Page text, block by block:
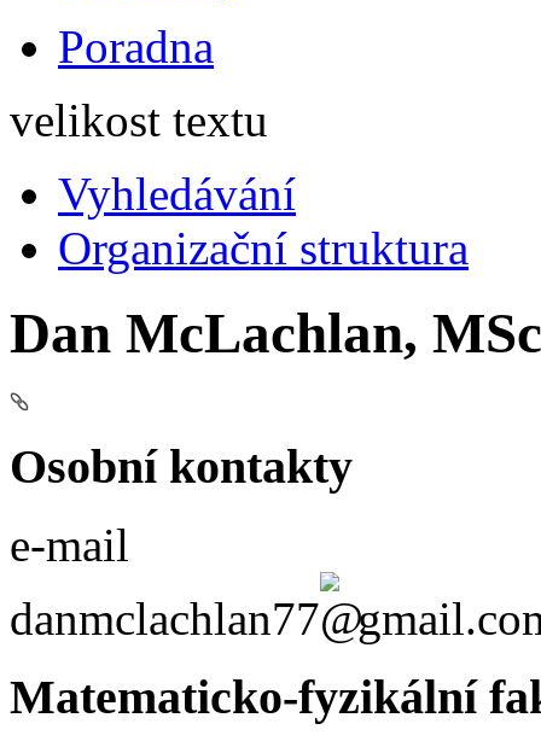
Poradna
velikost textu
Vyhledávání
Organizační struktura
Dan McLachlan,
Osobní kontakty
e-mail
danmclachlan77
Matematicko-fyzikální